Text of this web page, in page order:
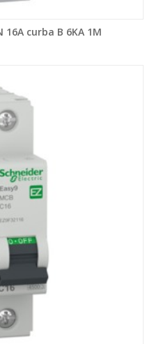
16A curba B 6KA 1M